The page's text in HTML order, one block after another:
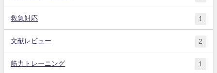
救急対応 1
文献レビュー 2
筋力トレーニング 1